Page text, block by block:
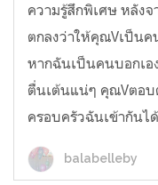
ความรู้สึกพิเศษ หลังจ
ตกลงว่าให้คุณVเป็น
หากฉันเป็นคนบอกเอ
ตื่นเต้นแน่ๆ คุณVตอ
ครอบครัวฉันเข้ากันไ
balabelleby